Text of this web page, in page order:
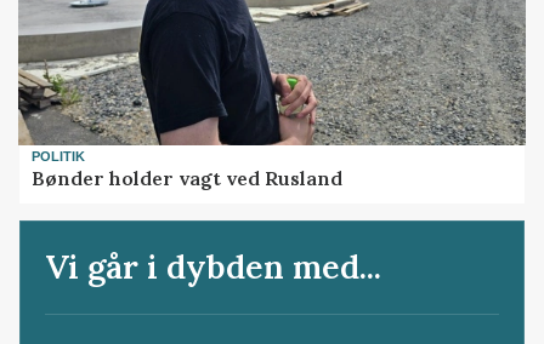
POLITIK
Bønder holder vagt ved Rusland
Vi går i dybden med...